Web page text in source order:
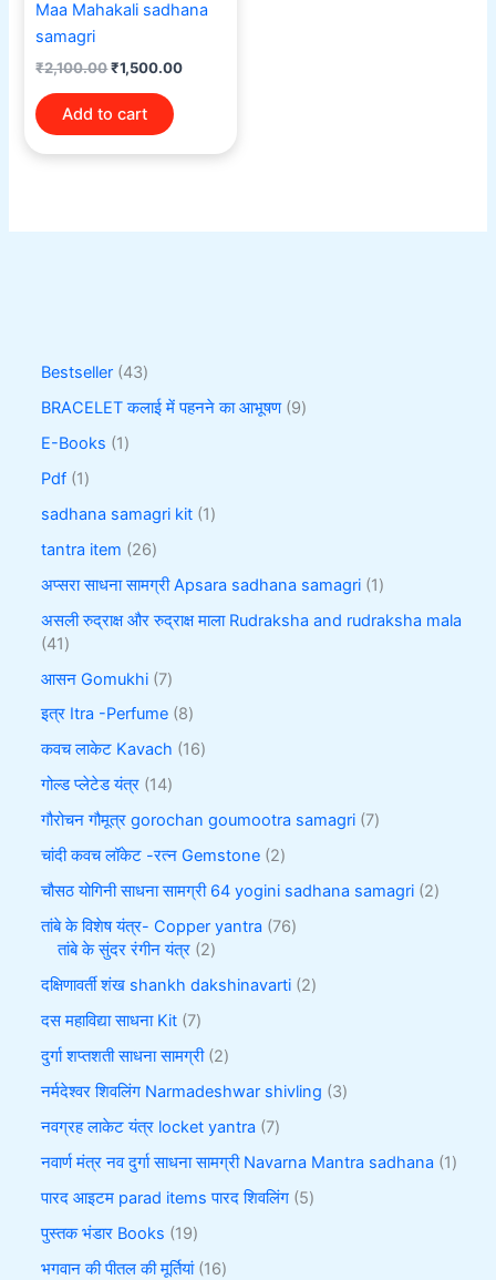
Maa Mahakali sadhana
samagri
₹2,100.00₹1,500.00
Add to cart
Bestseller 43
BRACELET कलाई में पहनने का आभूषण 9
E-Books 1
Pdf 1
sadhana samagri kit 1
tantra item 26
अप्सरा साधना सामग्री Apsara sadhana samagri 1
असली रुद्राक्ष और रुद्राक्ष माला Rudraksha and rudraksha mala
41
आसन Gomukhi 7
इत्र Itra -Perfume 8
कवच लाकेट Kavach 16
गोल्ड प्लेटेड यंत्र 14
गौरोचन गौमूत्र gorochan goumootra samagri 7
चांदी कवच लॉकेट -रत्न Gemstone 2
चौसठ योगिनी साधना सामग्री 64 yogini sadhana samagri 2
तांबे के विशेष यंत्र- Copper yantra 76
तांबे के सुंदर रंगीन यंत्र 2
दक्षिणावर्ती शंख shankh dakshinavarti 2
दस महाविद्या साधना Kit 7
दुर्गा शप्तशती साधना सामग्री 2
नर्मदेश्वर शिवलिंग Narmadeshwar shivling 3
नवग्रह लाकेट यंत्र locket yantra 7
नवार्ण मंत्र नव दुर्गा साधना सामग्री Navarna Mantra sadhana 1
पारद आइटम parad items पारद शिवलिंग 5
पुस्तक भंडार Books 19
भगवान की पीतल की मूर्तियां 16